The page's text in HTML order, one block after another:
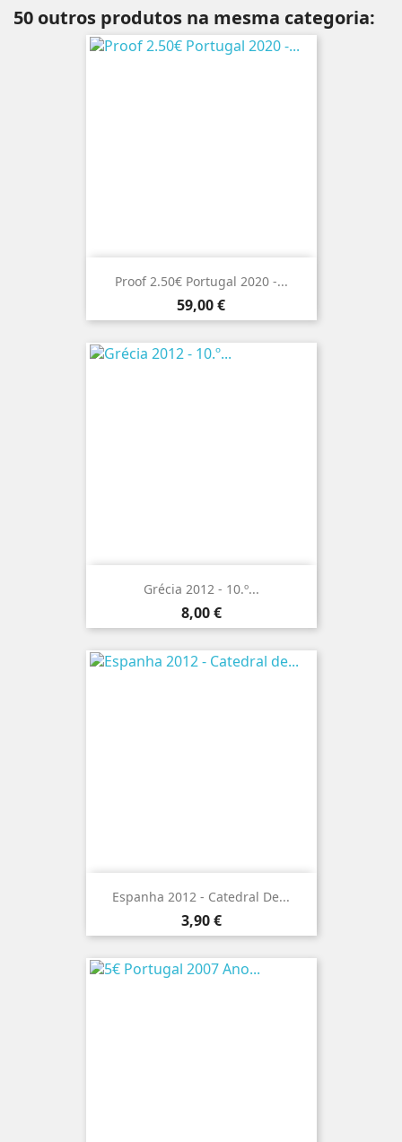
50 outros produtos na mesma categoria:
Proof 2.50€ Portugal 2020 -...
Preço
59,00 €
Grécia 2012 - 10.º...
Preço
8,00 €
Espanha 2012 - Catedral De...
Preço
3,90 €